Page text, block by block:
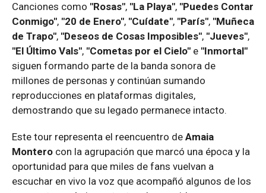
Canciones como "Rosas", "La Playa", "Puedes Contar
Conmigo", "20 de Enero", "Cuídate", "París", "Muñeca
de Trapo", "Deseos de Cosas Imposibles", "Jueves",
"El Último Vals", "Cometas por el Cielo" e "Inmortal"
siguen formando parte de la banda sonora de
millones de personas y continúan sumando
reproducciones en plataformas digitales,
demostrando que su legado permanece intacto.
Este tour representa el reencuentro de Amaia
Montero con la agrupación que marcó una época y la
oportunidad para que miles de fans vuelvan a
escuchar en vivo la voz que acompañó algunos de los